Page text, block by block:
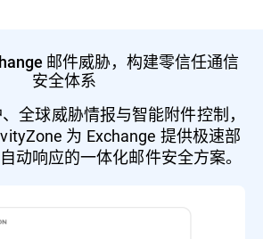
邮件威胁，构建零信任通信
安全体系
全球威胁情报与智能附件控制，
为 Exchange 提供极速部
动响应的一体化邮件安全方案。